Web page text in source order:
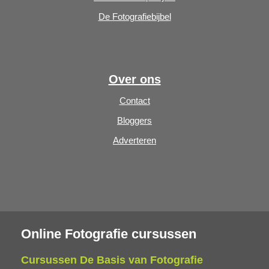
De Fotografiebijbel
Over ons
Contact
Bloggers
Adverteren
Online Fotografie cursussen
Cursussen De Basis van Fotografie